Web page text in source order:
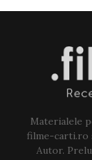
Materialele
filme-carti.ro
Autor.